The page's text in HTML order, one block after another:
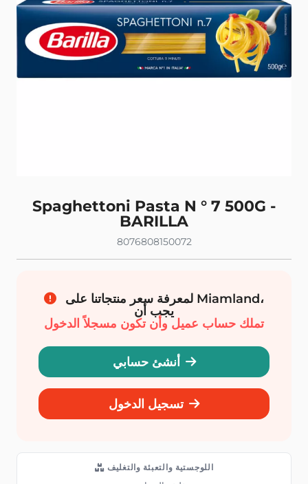
Spaghettoni Pasta N ° 7 500G -
BARILLA
8076808150072
يجب أن
تملك حساب عميل وأن تكون مسجلاً الدخول
أنشئ حسابي
تسجيل الدخول
اللوجستية والتعبئة والتغليف